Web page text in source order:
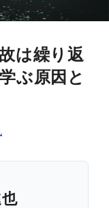
は繰り返
ぶ原因と